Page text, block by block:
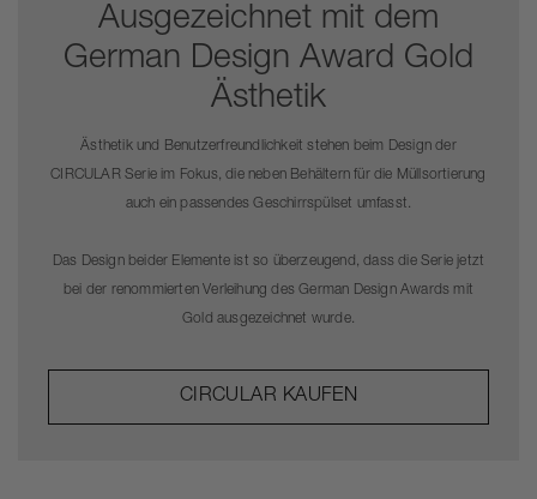
Ausgezeichnet mit dem
German Design Award Gold
Ästhetik
Ästhetik und Benutzerfreundlichkeit stehen beim Design der
CIRCULAR Serie im Fokus, die neben Behältern für die Müllsortierung
auch ein passendes Geschirrspülset umfasst.
Das Design beider Elemente ist so überzeugend, dass die Serie jetzt
bei der renommierten Verleihung des German Design Awards mit
Gold ausgezeichnet wurde.
CIRCULAR KAUFEN